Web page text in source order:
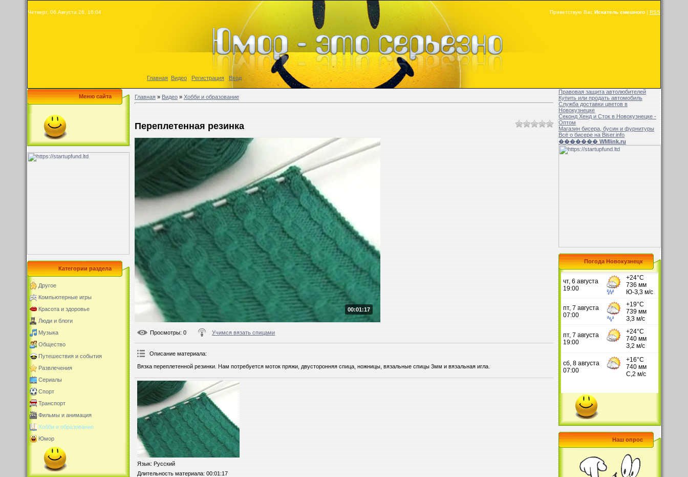
Четверг, 06.Августа.26, 16:04 Приветствую Вас Искатель смешного | RSS
Главная Видео Регистрация Вход
Меню сайта
Категории раздела
Другое
Компьютерные игры
Красота и здоровье
Люди и блоги
Музыка
Общество
Путешествия и события
Развлечения
Сериалы
Спорт
Транспорт
Фильмы и анимация
Хобби и образование
Юмор
Главная»Видео»Хобби и образование
Переплетенная резинка
00:01:17
Просмотры: 0 Учимся вязать спицами
Описание материала:
Вязка переплетенной резинки. Нам потребуется моток пряжи, двусторонняя спица, ножницы, вязальные спицы 3мм и вязальная игла.
Язык: Русский
Длительность материала: 00:01:17
Правовая защита автолюбителей
Купить или продать автомобиль
Служба доставки цветов в
Новокузнецке
Секонд Хенд и Сток в Новокузнецке -
Оптом
Магазин бисера, бусин и фурнитуры
Всё о бисере на Biser.info
������� WMlink.ru
Погода Новокузнецк
Наш опрос